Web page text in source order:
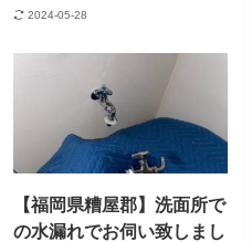
2024-05-28
【福岡県糟屋郡】洗面所で
の水漏れでお伺い致しまし